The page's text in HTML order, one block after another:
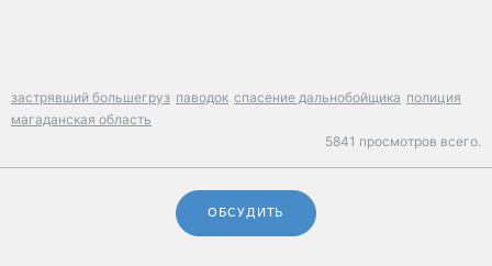
застрявший большегруз паводок спасение дальнобойщика полиция
магаданская область
5841 просмотров всего.
ОБСУДИТЬ